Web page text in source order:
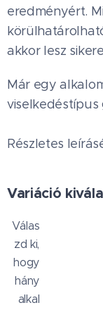
eredményért.
akkor lesz
Már egy
viselkedéstípus
Részletes
Variáció
Válas
zd ki,
hogy
hány
alkal